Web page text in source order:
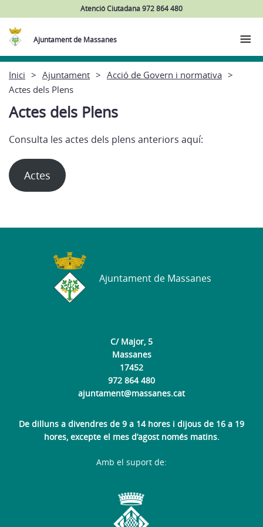
Atenció Ciutadana 972 864 480
Ajuntament de Massanes
Inici Ajuntament
Acció de Govern i normativa
Actes dels Plens
Actes dels Plens
Consulta les actes dels plens anteriors aquí:
Actes
C/ Major, 5
Massanes
17452
972 864 480
ajuntament@massanes.cat
De dilluns a divendres de 9 a 14 hores i dijous de 16 a 19
hores, excepte el mes d’agost només matins.
Ajuntament de Massanes
Amb el suport de: